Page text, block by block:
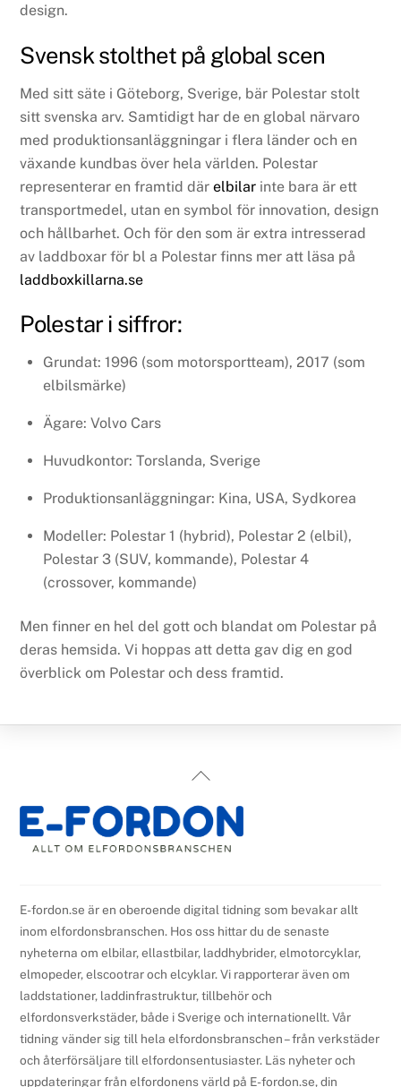
design.
Svensk stolthet på global scen
Med sitt säte i Göteborg, Sverige, bär Polestar stolt
sitt svenska arv. Samtidigt har de en global närvaro
med produktionsanläggningar i flera länder och en
växande kundbas över hela världen. Polestar
representerar en framtid därelbilar inte bara är ett
transportmedel, utan en symbol för innovation, design
och hållbarhet. Och för den som är extra intresserad
av laddboxar för bl a Polestar finns mer att läsa på
laddboxkillarna.se
Polestar i siffror:
Grundat: 1996 (som motorsportteam), 2017 (som
elbilsmärke)
Ägare: Volvo Cars
Huvudkontor: Torslanda, Sverige
Produktionsanläggningar: Kina, USA, Sydkorea
Modeller: Polestar 1 (hybrid), Polestar 2 (elbil),
Polestar 3 (SUV, kommande), Polestar 4
(crossover, kommande)
Men finner en hel del gott och blandat om Polestar på
deras hemsida. Vi hoppas att detta gav dig en god
överblick om Polestar och dess framtid.
Back
Top
E-fordon.se är en oberoende digital tidning som bevakar allt
inom elfordonsbranschen. Hos oss hittar du de senaste
nyheterna om elbilar, ellastbilar, laddhybrider, elmotorcyklar,
elmopeder, elscootrar och elcyklar. Vi rapporterar även om
laddstationer, laddinfrastruktur, tillbehör och
elfordonsverkstäder, både i Sverige och internationellt. Vår
tidning vänder sig till hela elfordonsbranschen – från verkstäder
och återförsäljare till elfordonsentusiaster. Läs nyheter och
uppdateringar från elfordonens värld på E-fordon.se, din